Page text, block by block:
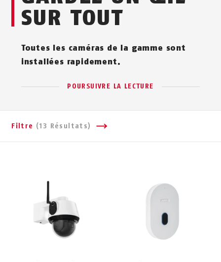
SUR TOUT
Toutes les caméras de la gamme sont
installées rapidement.
POURSUIVRE LA LECTURE
Filtre (13 Résultats)